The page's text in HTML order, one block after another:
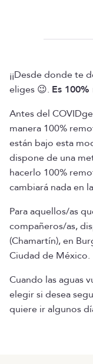
se
Aparte del
técnica de
con un nivel
experiencia,
tomar
que se den.
compañero
incidencias
¡¡Desde donde te
eliges 😉. Es
Antes del
manera 100%
están bajo esta
dispone de una
hacerlo 100%
cambiará nada en
Para aquellos/as
compañeros/as,
(Chamartín), en
Ciudad de México.
Cuando las aguas
elegir si desea
quiere ir algunos